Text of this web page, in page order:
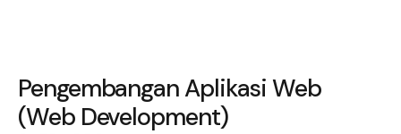
Pengembangan Aplikasi Web
(Web Development)